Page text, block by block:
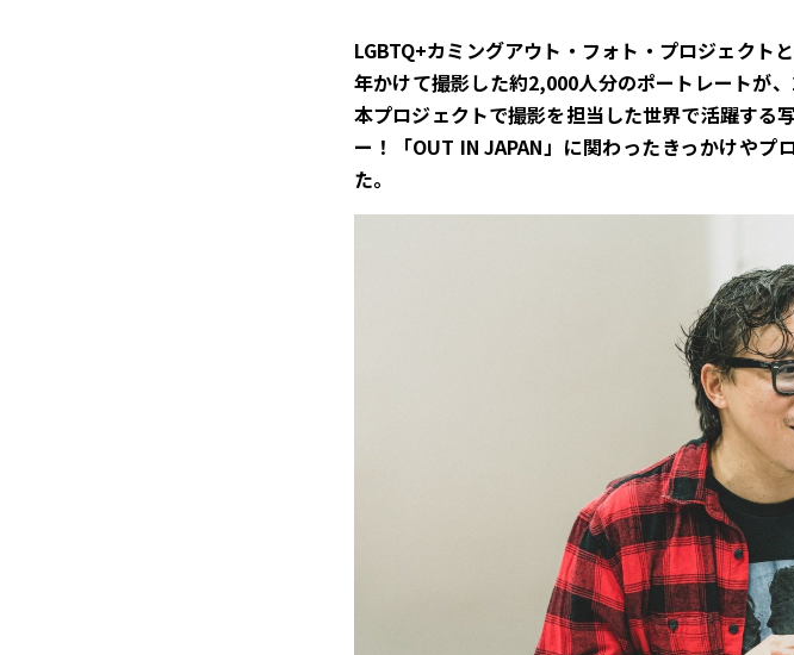
LGBTQ+カミングアウト・フォト・プロジェクト
年かけて撮影した約2,000人分のポートレートが
本プロジェクトで撮影を担当した世界で活躍する
ー！「OUT IN JAPAN」に関わったきっかけや
た。